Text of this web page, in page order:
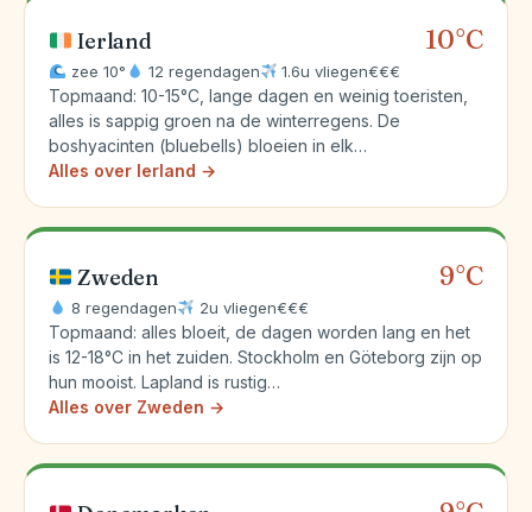
Ierland 10°C
zee 10° 12 regendagen 1.6u vliegen€€€
Topmaand: 10-15°C, lange dagen en weinig toeristen,
alles is sappig groen na de winterregens. De
boshyacinten (bluebells) bloeien in elk…
Alles over Ierland →
Zweden 9°C
8 regendagen 2u vliegen€€€
Topmaand: alles bloeit, de dagen worden lang en het
is 12-18°C in het zuiden. Stockholm en Göteborg zijn op
hun mooist. Lapland is rustig…
Alles over Zweden →